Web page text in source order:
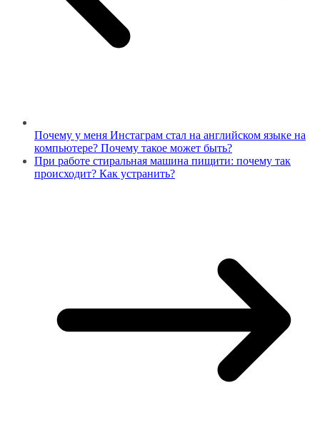
Почему у меня Инстаграм стал на английском языке на
компьютере? Почему такое может быть?
При работе стиральная машина пищити: почему так
происходит? Как устранить?